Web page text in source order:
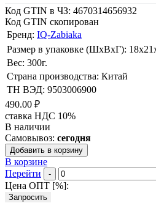
Код GTIN в ЧЗ: 4670314656932
Код GTIN скопирован
Бренд: IQ-Zabiaka
Размер в упаковке (ШхВxГ):
Вес: 300г.
Страна производства: Китай
ТН ВЭД: 9503006900
490.00 ₽
ставка НДС 10%
В наличии
Самовывоз: сегодня
Добавить в корзину
В корзине
Перейти
-
Цена ОПТ [%]:
Запросить